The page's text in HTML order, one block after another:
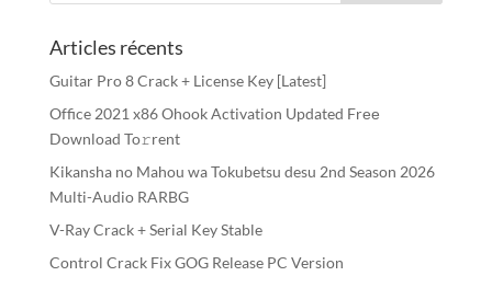
Articles récents
Guitar Pro 8 Crack + License Key [Latest]
Office 2021 x86 Ohook Activation Updated Frее
Download To𝚛rent
Kikansha no Mahou wa Tokubetsu desu 2nd Season 2026
Multi-Audio RARBG
V-Ray Crack + Serial Key Stable
Control Crack Fix GOG Release PC Version